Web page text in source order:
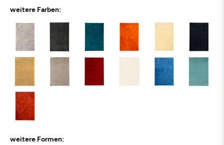
weitere Farben:
weitere Formen: